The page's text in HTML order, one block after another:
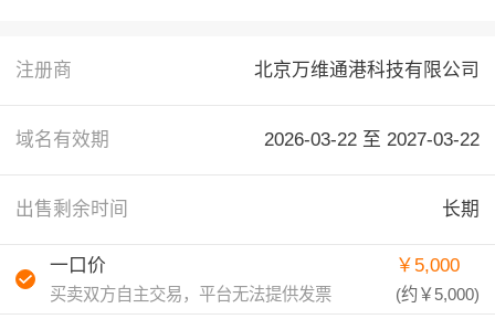
注册商 北京万维通港科技有限公司
域名有效期 2026-03-22 至 2027-03-22
出售剩余时间 长期
一口价
买卖双方自主交易，平台无法提供发票
￥5,000
(约￥5,000)